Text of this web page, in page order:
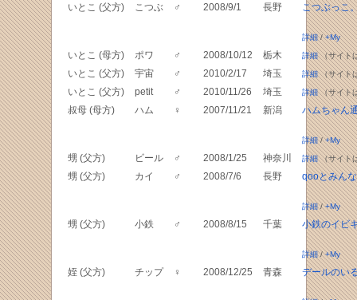
いとこ (父方) こつぶ ♂ 2008/9/1 長野 こつぶっこ
詳細/+My
いとこ (母方) ポワ ♂ 2008/10/12 栃木 詳細（サイト
いとこ (父方) 宇宙 ♂ 2010/2/17 埼玉 詳細（サイト
いとこ (父方) petit ♂ 2010/11/26 埼玉 詳細（サイト
叔母 (母方) ハム ♀ 2007/11/21 新潟 ハムちゃん
詳細/+My
甥 (父方) ビール ♂ 2008/1/25 神奈川 詳細（サイト
甥 (父方) カイ ♂ 2008/7/6 長野 qooとみんな
詳細/+My
甥 (父方) 小鉄 ♂ 2008/8/15 千葉 小鉄のイビ
詳細/+My
姪 (父方) チップ ♀ 2008/12/25 青森 デールのい